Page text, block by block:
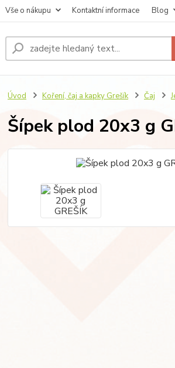
Vše o nákupu Kontaktní informace Blog
Úvod Koření, čaj a kapky Grešík Čaj
Šípek plod 20x3 g